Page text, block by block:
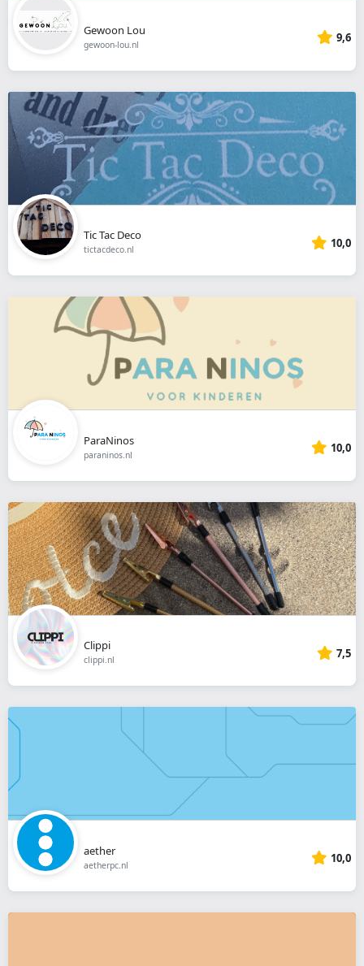
Gewoon Lou
gewoon-lou.nl 9,6
Tic Tac Deco
tictacdeco.nl 10,0
ParaNinos
paraninos.nl 10,0
Clippi
clippi.nl 7,5
aether
aetherpc.nl 10,0